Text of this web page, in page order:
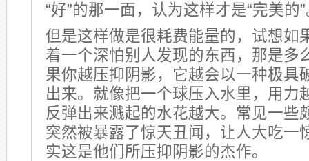
“好”的那一面，认为这样才是“完美的
但是这样做是很耗费能量的，试想如
着一个深怕别人发现的东西，那是多
果你越压抑阴影，它越会以一种极具
出来。就像把一个球压入水里，用力
反弹出来溅起的水花越大。常见一些
突然被暴露了惊天丑闻，让人大吃一
实这是他们所压抑阴影的杰作。